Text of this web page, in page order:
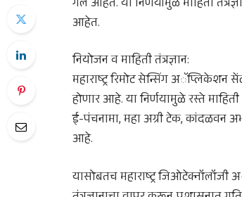
आहेत.
नियोजन व माहिती तंत्रज्ञान:
महाराष्ट्र रिमोट सेन्सिंग
होणार आहे. या निर्णयामुळे रस्ते
ई-पंचनामा, महा अग्री टेक, कांदळवन
आहे.
यासोबतच महाराष्ट्र